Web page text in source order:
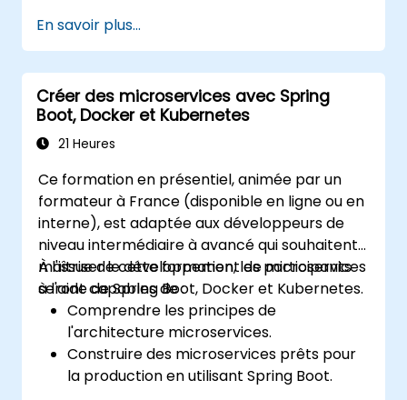
Écrire des applications de streaming avec
Kafka Streams & ksqlDB.
Intégrer une application cliente Kafka
avec Confluent Cloud pour des
déploiements Kafka basés sur le cloud.
Acquérir une expérience pratique grâce à
d'usage réels.
En savoir plus...
Créer des microservices avec Spring
Boot, Docker et Kubernetes
21 Heures
Ce formation en présentiel, animée par un
formateur à France (disponible en ligne ou en
interne), est adaptée aux développeurs de
niveau intermédiaire à avancé qui souhaitent
maîtriser le développement de microservices
à l'aide de Spring Boot, Docker et Kubernetes.
À l'issue de cette formation, les participants
seront capables de :
Comprendre les principes de
l'architecture microservices.
Construire des microservices prêts pour
la production en utilisant Spring Boot.